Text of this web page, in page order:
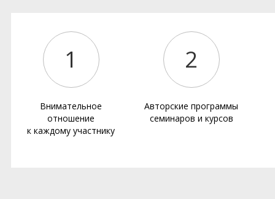
1
Внимательное
отношение
к каждому участнику
2
Авторские программы
семинаров и курсов